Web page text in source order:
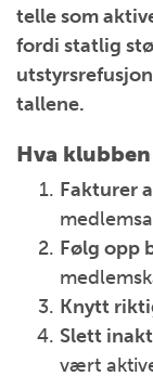
telle som
fordi statlig
tallene.
Hva
Fakturer
Følg opp
Knytt
Slett
vært